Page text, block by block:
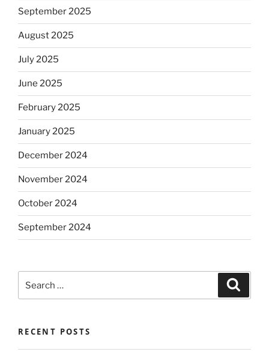
September 2025
August 2025
July 2025
June 2025
February 2025
January 2025
December 2024
November 2024
October 2024
September 2024
for:
RECENT POSTS